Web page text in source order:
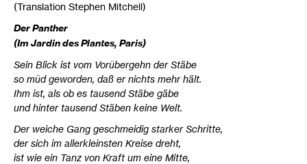
(Translation Stephen Mitchell)
Der Panther
(Im Jardin des Plantes, Paris)
Sein Blick ist vom Vorübergehn der Stäbe
so müd geworden, daß er nichts mehr hält.
Ihm ist, als ob es tausend Stäbe gäbe
und hinter tausend Stäben keine Welt.
Der weiche Gang geschmeidig starker Schritte,
der sich im allerkleinsten Kreise dreht,
ist wie ein Tanz von Kraft um eine Mitte,